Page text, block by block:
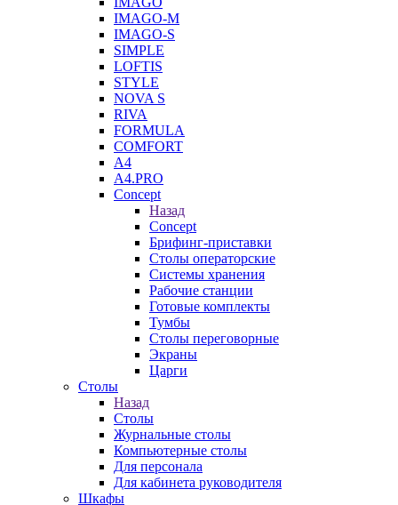
IMAGO-M
IMAGO-S
SIMPLE
LOFTIS
STYLE
NOVA S
RIVA
FORMULA
COMFORT
A4
A4.PRO
Concept
Назад
Concept
Брифинг-приставки
Столы операторские
Системы хранения
Рабочие станции
Готовые комплекты
Тумбы
Столы переговорные
Экраны
Царги
Столы
Назад
Столы
Журнальные столы
Компьютерные столы
Для персонала
Для кабинета руководителя
Шкафы